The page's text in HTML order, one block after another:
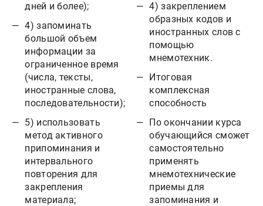
дней и более);
4) запоминать
большой объем
информации за
ограниченное время
(числа, тексты,
иностранные слова,
последовательности);
5) использовать
метод активного
припоминания и
интервального
повторения для
закрепления
материала;
4) закреплением
образных кодов и
иностранных слов с
помощью
мнемотехник.
Итоговая
комплексная
способность
По окончании курса
обучающийся сможет
самостоятельно
применять
мнемотехнические
приемы для
запоминания и